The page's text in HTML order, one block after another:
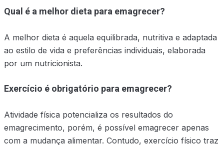
Qual é a melhor dieta para emagrecer?
A melhor dieta é aquela equilibrada, nutritiva e adaptada
ao estilo de vida e preferências individuais, elaborada
por um nutricionista.
Exercício é obrigatório para emagrecer?
Atividade física potencializa os resultados do
emagrecimento, porém, é possível emagrecer apenas
com a mudança alimentar. Contudo, exercício físico traz